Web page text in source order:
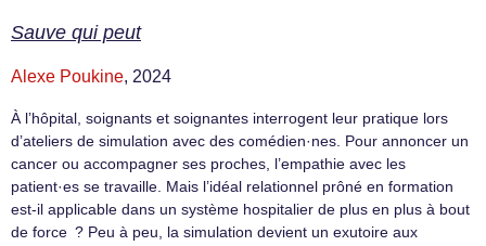
Sauve qui peut
Alexe Poukine, 2024
À l’hôpital, soignants et soignantes interrogent leur pratique lors
d’ateliers de simulation avec des comédien·nes. Pour annoncer un
cancer ou accompagner ses proches, l’empathie avec les
patient·es se travaille. Mais l’idéal relationnel prôné en formation
est-il applicable dans un système hospitalier de plus en plus à bout
de force ? Peu à peu, la simulation devient un exutoire aux